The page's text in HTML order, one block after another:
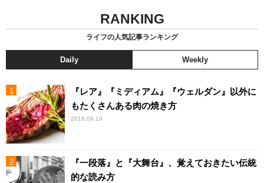
RANKING
ライフの人気記事ランキング
Daily Weekly
『レア』『ミディアム』『ウェルダン』以外に
もたくさんある肉の焼き方
2018.09.19
『一段落』と『大舞台』、覚えておきたい伝統
的な読み方